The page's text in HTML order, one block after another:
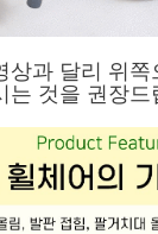
상과 달리 위
는 것을 권장드